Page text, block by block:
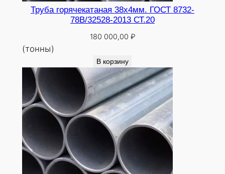
Труба горячекатаная 38х4мм. ГОСТ 8732-
78В/32528-2013 СТ.20
180 000,00 ₽
(тонны)
В корзину